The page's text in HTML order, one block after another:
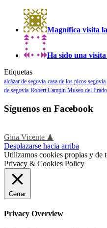
Magnífica visita
Ha sido una
Etiquetas
alcázar de segovia casa de los picos segovia
de segovia Robert Campin Museo del Prado
Síguenos en Facebook
Gina Vicente ♟
Desplazarse hacia arriba
Utilizamos cookies propias y de
Privacy & Cookies Policy
Cerrar
Privacy Overview